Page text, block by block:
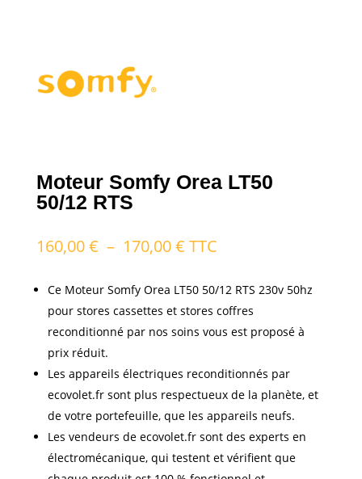
Moteur Somfy Orea LT50
50/12 RTS
160,00€ – 170,00€Plage
prix :
160,00 €
à
170,00 €
TTC
Ce Moteur Somfy Orea LT50 50/12 RTS 230v 50hz
pour stores cassettes et stores coffres
reconditionné par nos soins vous est proposé à
prix réduit.
Les appareils électriques reconditionnés par
ecovolet.fr sont plus respectueux de la planète, et
de votre portefeuille, que les appareils neufs.
Les vendeurs de ecovolet.fr sont des experts en
électromécanique, qui testent et vérifient que